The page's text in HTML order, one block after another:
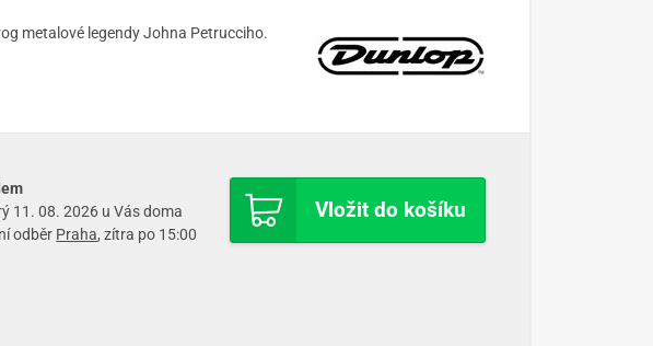
metalové legendy Johna Petrucciho.
Vložit do košíku
11. 08. 2026 u Vás doma
odběr Praha, zítra po 15:00